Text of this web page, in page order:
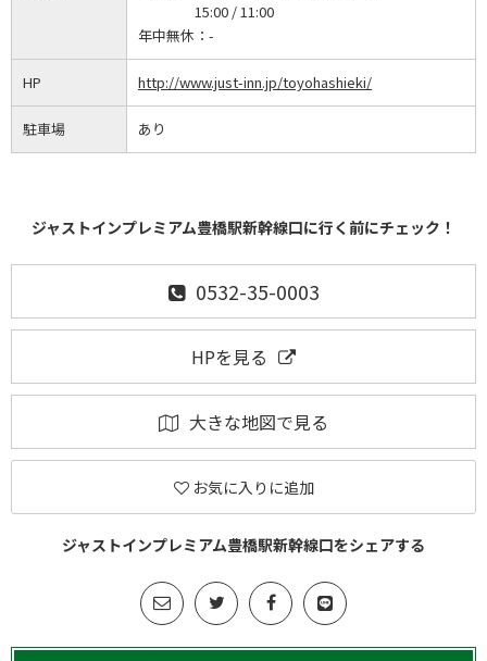
15:00 / 11:00
年中無休： -
HP http://www.just-inn.jp/toyohashieki/
駐車場 あり
ジャストインプレミアム豊橋駅新幹線口に行く前にチェック！
0532-35-0003
HPを見る
大きな地図で見る
お気に入りに追加
ジャストインプレミアム豊橋駅新幹線口をシェアする